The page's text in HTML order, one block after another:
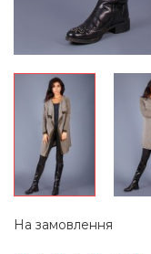
На замовлення